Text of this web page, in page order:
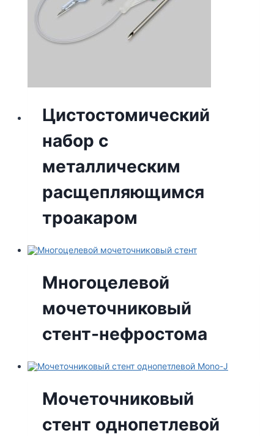
Цистостомический
набор с
металлическим
расщепляющимся
троакаром
Многоцелевой
мочеточниковый
стент-нефростома
Мочеточниковый
стент однопетлевой